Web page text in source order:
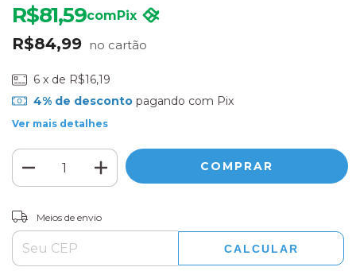
R$84,99
R$81,59comPix
6 x de R$16,19
4% de descontopagando com Pix
Ver mais detalhes
Entregas para o CEP:
Meios de envio
CALCULAR